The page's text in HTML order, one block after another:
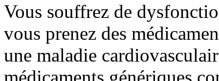
Vous souffrez de
vous prenez des
une maladie
médicaments génériques